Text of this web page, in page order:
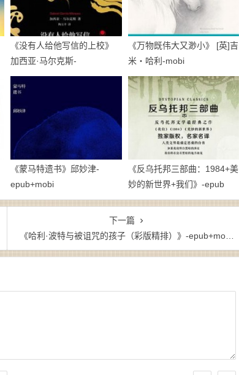
《没有人给他写信的上校》
加西亚·马尔克斯-
epub+mobi+azw3
《万物既伟大又渺小》 [英]吉
米・哈利-mobi
《蒙马特遗书》邱妙津-
epub+mobi
《反乌托邦三部曲：1984+美
妙的新世界+我们》-epub
下一篇
《哈利·波特与被诅咒的孩子（彩版精排）》-epub+mobi+azw3